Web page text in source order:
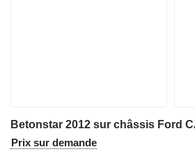
Betonstar 2012 sur châssis Ford
Prix sur demande